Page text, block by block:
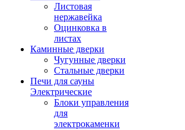
Листовая
нержавейка
Оцинковка в
листах
Каминные дверки
Чугунные дверки
Стальные дверки
Печи для сауны
Электрические
Блоки управления
для
электрокаменки